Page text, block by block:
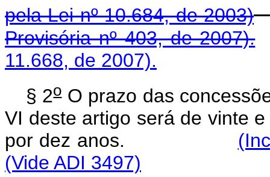
pela Lei nº 10.684, de 2003)
Provisória nº 403, de 2007).
11.668, de 2007).
§ 2oO prazo das
VI deste artigo será de vinte
por dez anos.
(Vide ADI 3497)